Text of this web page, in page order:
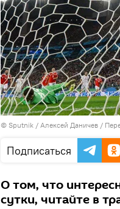
© Sputnik / Алексей Даничев /
Подписаться
О том, что
сутки, читайте в